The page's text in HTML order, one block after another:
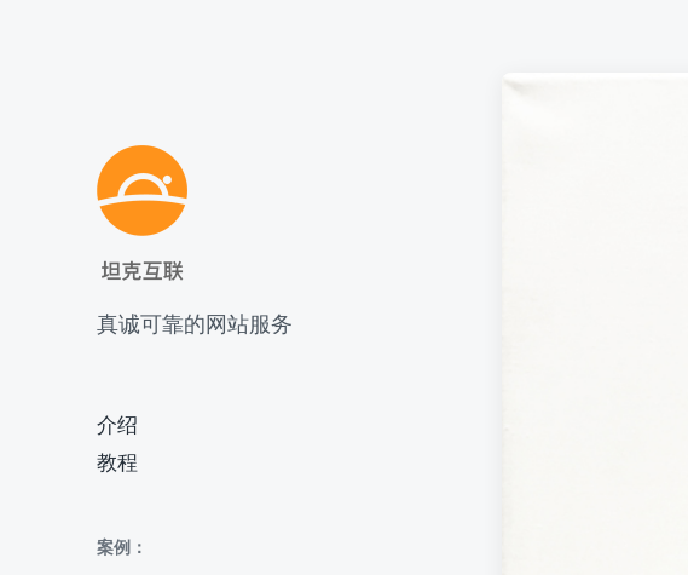
真诚可靠的网站服务
介绍
教程
案例：